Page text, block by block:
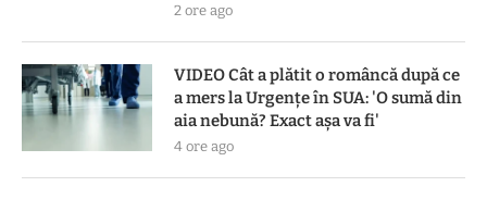
2 ore ago
VIDEO Cât a plătit o româncă după ce
a mers la Urgențe în SUA: 'O sumă din
aia nebună? Exact așa va fi'
4 ore ago